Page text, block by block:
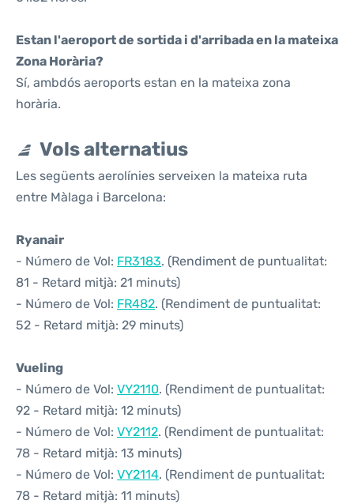
Estan l'aeroport de sortida i d'arribada en la mateixa
Zona Horària?
Sí, ambdós aeroports estan en la mateixa zona
horària.
Vols alternatius
Les següents aerolínies serveixen la mateixa ruta
entre Màlaga i Barcelona:
Ryanair
- Número de Vol: FR3183. (Rendiment de puntualitat:
81 - Retard mitjà: 21 minuts)
- Número de Vol: FR482. (Rendiment de puntualitat:
52 - Retard mitjà: 29 minuts)
Vueling
- Número de Vol: VY2110. (Rendiment de puntualitat:
92 - Retard mitjà: 12 minuts)
- Número de Vol: VY2112. (Rendiment de puntualitat:
78 - Retard mitjà: 13 minuts)
- Número de Vol: VY2114. (Rendiment de puntualitat:
78 - Retard mitjà: 11 minuts)